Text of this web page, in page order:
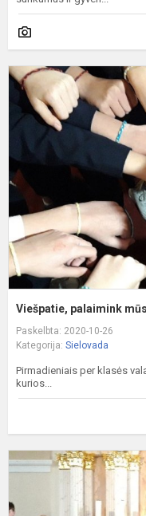
Viešpatie, palaimink
Paskelbta: 2020-10-26
Kategorija: Sielovada
Pirmadieniais per klasės
kurios...